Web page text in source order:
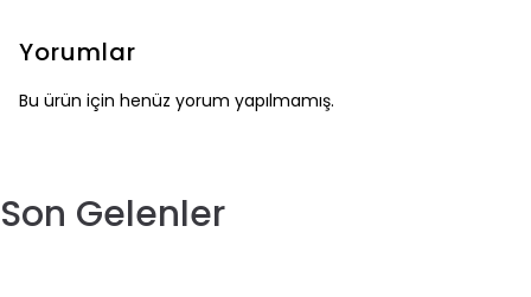
Yorumlar
Bu ürün için henüz yorum yapılmamış.
Son Gelenler